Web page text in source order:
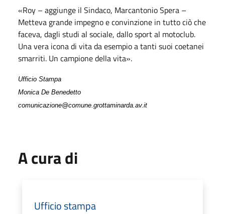
«Roy – aggiunge il Sindaco, Marcantonio Spera –
Metteva grande impegno e convinzione in tutto ciò che
faceva, dagli studi al sociale, dallo sport al motoclub.
Una vera icona di vita da esempio a tanti suoi coetanei
smarriti. Un campione della vita».
Ufficio Stampa
Monica De Benedetto
comunicazione@comune.grottaminarda.av.it
A cura di
Ufficio stampa